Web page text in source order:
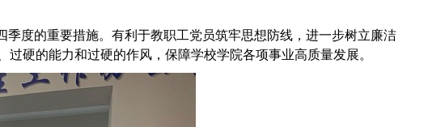
度的重要措施。有利于教职工党员筑牢思想防线，进一步树立廉洁
硬的能力和过硬的作风，保障学校学院各项事业高质量发展。